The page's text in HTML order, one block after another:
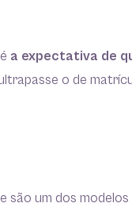
é a expectativa de
o de
um dos modelos